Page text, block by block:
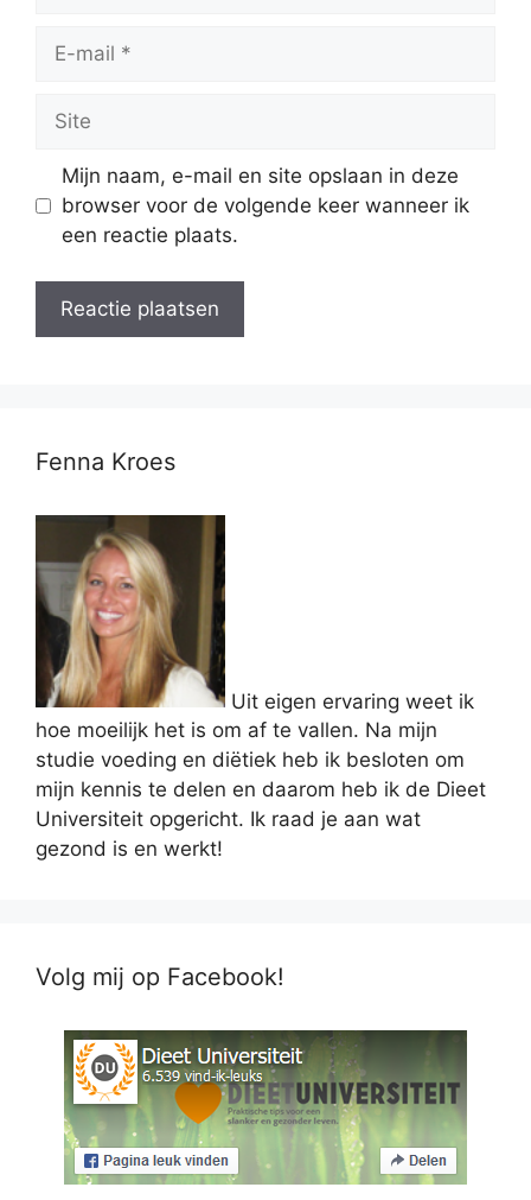
Site
Mijn naam, e-mail en site opslaan in deze
browser voor de volgende keer wanneer ik
een reactie plaats.
Fenna Kroes
Uit eigen ervaring weet ik
hoe moeilijk het is om af te vallen. Na mijn
studie voeding en diëtiek heb ik besloten om
mijn kennis te delen en daarom heb ik de Dieet
Universiteit opgericht. Ik raad je aan wat
gezond is en werkt!
Volg mij op Facebook!